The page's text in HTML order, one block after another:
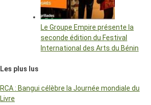
Le Groupe Empire présente la
seconde édition du Festival
International des Arts du Bénin
Les plus lus
RCA : Bangui célèbre la Journée mondiale du
Livre